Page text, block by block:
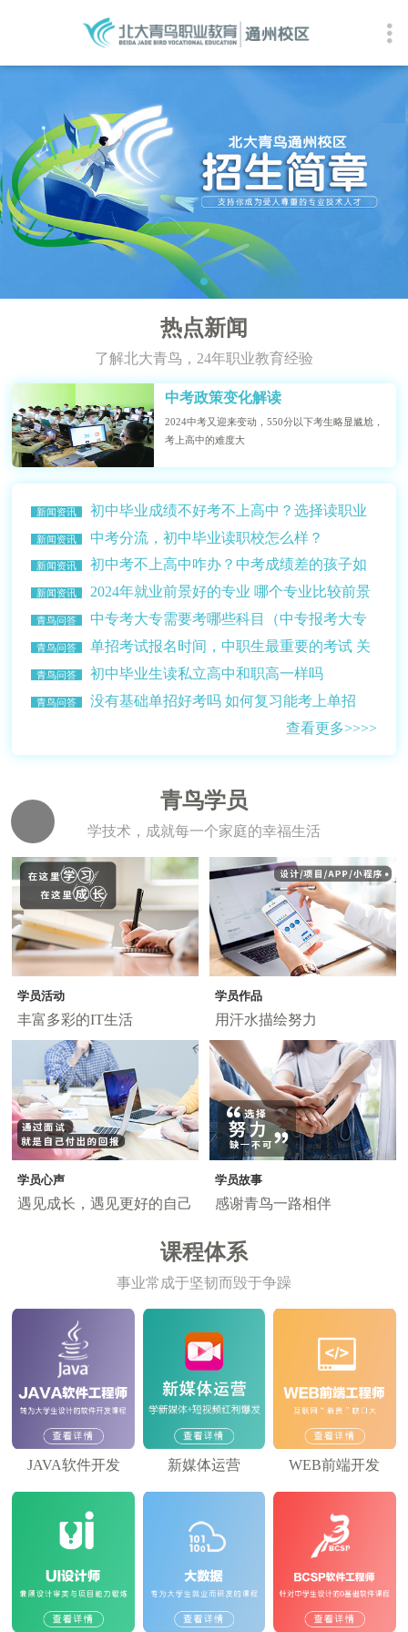
热点新闻
了解北大青鸟，24年职业教育经验
中考政策变化解读
2024中考又迎来变动，550分以下考生略显尴尬，
考上高中的难度大
新闻资讯
初中毕业成绩不好考不上高中？选择读职业
学校？
新闻资讯 中考分流，初中毕业读职校怎么样？
新闻资讯
初中考不上高中咋办？中考成绩差的孩子如
何选择学校？
新闻资讯
2024年就业前景好的专业 哪个专业比较前景
比较好赚钱多？
青鸟问答
中专考大专需要考哪些科目（中专报考大专
的条件介绍）
青鸟问答
单招考试报名时间，中职生最重要的考试 关
乎升学读大学
青鸟问答 初中毕业生读私立高中和职高一样吗
青鸟问答
没有基础单招好考吗 如何复习能考上单招
查看更多>>>>
青鸟学员
学技术，成就每一个家庭的幸福生活
学员活动
丰富多彩的IT生活
学员作品
用汗水描绘努力
学员心声
遇见成长，遇见更好的自己
学员故事
感谢青鸟一路相伴
课程体系
事业常成于坚韧而毁于争躁
JAVA软件开发 新媒体运营 WEB前端开发